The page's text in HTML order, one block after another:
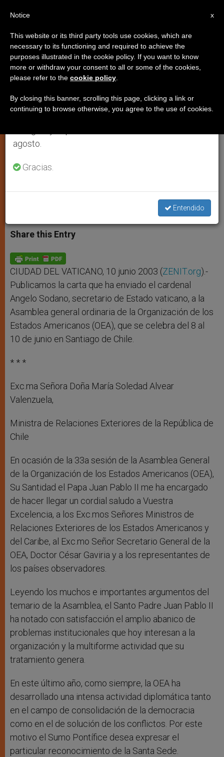
Carta del cardenal Sodano a la
Organización de los Estados
Americanos
La consolidación de la democracia
pobreza
IGLESIA LOCAL
a
t
s
p
p
s
s
e
g
e
r
c
e
b
o
k
i a
Share this Entry
CIUDAD DEL VATICANO, 10 junio 2003 (ZENIT.org).-
Publicamos la carta que ha enviado el cardenal
Angelo Sodano, secretario de Estado vaticano, a la
Asamblea general ordinaria de la Organización de los
Estados Americanos (OEA), que se celebra del 8 al
10 de junio en Santiago de Chile.
* * *
Exc.ma Señora Doña María Soledad Alvear
Valenzuela,
Ministra de Relaciones Exteriores de la República de
Chile
En ocasión de la 33a sesión de la Asamblea General
de la Organización de los Estados Americanos (OEA),
Su Santidad el Papa Juan Pablo II me ha encargado
de hacer llegar un cordial saludo a Vuestra
Excelencia, a los Exc.mos Señores Ministros de
Relaciones Exteriores de los Estados Americanos y
del Caribe, al Exc.mo Señor Secretario General de la
OEA, Doctor César Gaviria y a los representantes de
los países observadores.
Leyendo los muchos e importantes argumentos del
temario de la Asamblea, el Santo Padre Juan Pablo II
ha notado con satisfacción el amplio abanico de
problemas institucionales que hoy interesan a la
organización y la multiforme actividad que su
tratamiento genera.
En este último año, como siempre, la OEA ha
desarrollado una intensa actividad diplomática tanto
en el campo de consolidación de la democracia
como en el de solución de los conflictos. Por este
motivo el Sumo Pontífice desea expresar el
particular reconocimiento de la Santa Sede.
×
Aviso importante
Del 27 de julio al 7 de agosto haremos la pausa
anual, aprovechando que en el periodo de verano
se generan menos informaciones y también el
agosto.
Gracias.
Entendido
x
Notice
This website or its third party tools use cookies, which are
necessary to its functioning and required to achieve the
purposes illustrated in the cookie policy. If you want to know
more or withdraw your consent to all or some of the cookies,
please refer to the cookie policy
By closing this banner, scrolling this page, clicking a link or
continuing to browse otherwise, you agree to the use of cookies.